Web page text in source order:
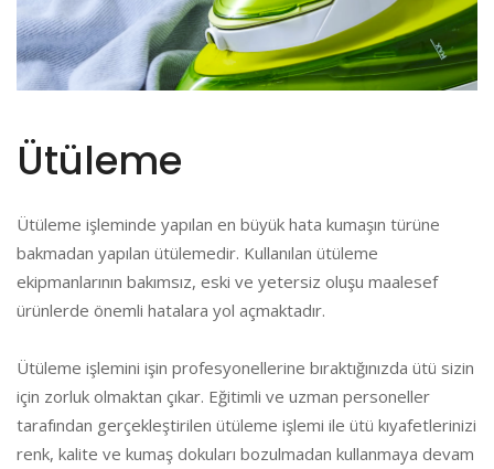
Ütüleme
Ütüleme işleminde yapılan en büyük hata kumaşın türüne
bakmadan yapılan ütülemedir. Kullanılan ütüleme
ekipmanlarının bakımsız, eski ve yetersiz oluşu maalesef
ürünlerde önemli hatalara yol açmaktadır.
Ütüleme işlemini işin profesyonellerine bıraktığınızda ütü sizin
için zorluk olmaktan çıkar. Eğitimli ve uzman personeller
tarafından gerçekleştirilen ütüleme işlemi ile ütü kıyafetlerinizi
renk, kalite ve kumaş dokuları bozulmadan kullanmaya devam